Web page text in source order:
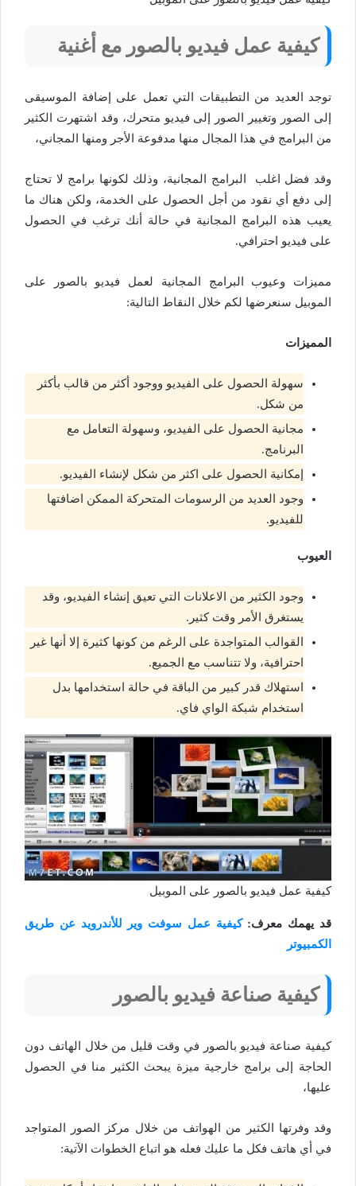
كيفية عمل فيديو بالصور مع أغنية
توجد العديد من التطبيقات التي تعمل على إضافة الموسيقى
إلى الصور وتغيير الصور إلى فيديو متحرك، وقد اشتهرت الكثير
من البرامج في هذا المجال منها مدفوعة الأجر ومنها المجاني،
وقد فضل اغلب البرامج المجانية، وذلك لكونها برامج لا تحتاج
إلى دفع أي نقود من أجل الحصول على الخدمة، ولكن هناك ما
يعيب هذه البرامج المجانية في حالة أنك ترغب في الحصول
على فيديو احترافي.
مميزات وعيوب البرامج المجانية لعمل فيديو بالصور على
الموبيل سنعرضها لكم خلال النقاط التالية:
المميزات
سهولة الحصول على الفيديو ووجود أكثر من قالب بأكثر
من شكل.
مجانية الحصول على الفيديو، وسهولة التعامل مع
البرنامج.
إمكانية الحصول على اكثر من شكل لإنشاء الفيديو.
وجود العديد من الرسومات المتحركة الممكن اضافتها
للفيديو.
العيوب
وجود الكثير من الاعلانات التي تعيق إنشاء الفيديو، وقد
يستغرق الأمر وقت كثير.
القوالب المتواجدة على الرغم من كونها كثيرة إلا أنها غير
احترافية، ولا تتناسب مع الجميع.
استهلاك قدر كبير من الباقة في حالة استخدامها بدل
استخدام شبكة الواي فاي.
كيفية عمل فيديو بالصور على الموبيل
قد يهمك معرف:كيفية عمل سوفت وير للأندرويد عن طريق
الكمبيوتر
كيفية صناعة فيديو بالصور
كيفية صناعة فيديو بالصور في وقت قليل من خلال الهاتف دون
الحاجة إلى برامج خارجية ميزة يبحث الكثير منا في الحصول
عليها،
وقد وفرتها الكثير من الهواتف من خلال مركز الصور المتواجد
في أي هاتف فكل ما عليك فعله هو اتباع الخطوات الآتية: